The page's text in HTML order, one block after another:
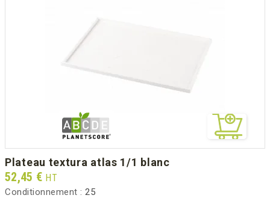
plateau textura atlas 1/1 blanc
Prix
52,45 € HT
Conditionnement : 25